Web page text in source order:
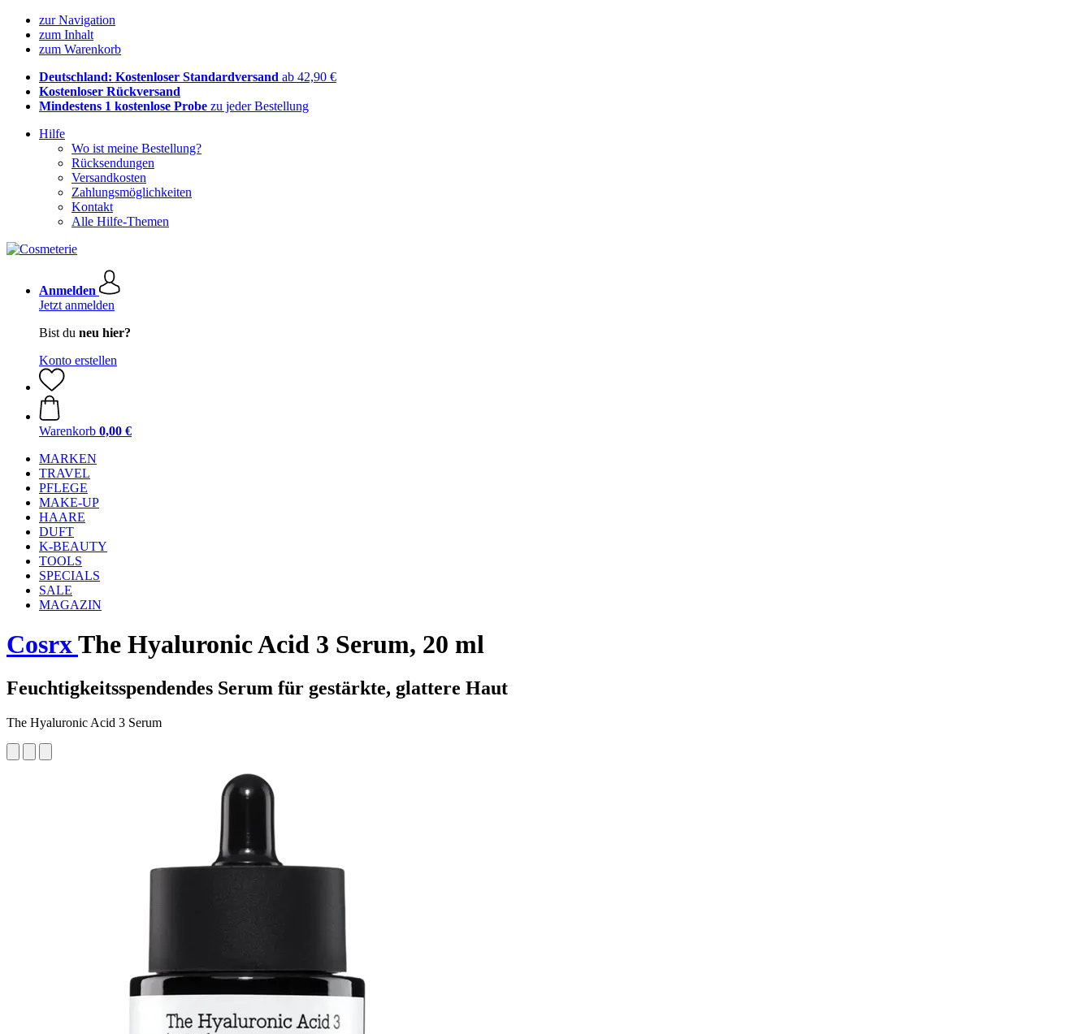
zur Navigation
zum Inhalt
zum Warenkorb
Deutschland: Kostenloser Standardversand ab 42,90 €
Kostenloser Rückversand
Mindestens 1 kostenlose Probe zu jeder Bestellung
Hilfe
Wo ist meine Bestellung?
Rücksendungen
Versandkosten
Zahlungsmöglichkeiten
Kontakt
Alle Hilfe-Themen
Anmelden
Jetzt anmelden
Bist du neu hier?
Konto erstellen
Warenkorb 0,00 €
MARKEN
TRAVEL
PFLEGE
MAKE-UP
HAARE
DUFT
K-BEAUTY
TOOLS
SPECIALS
SALE
MAGAZIN
CosrxThe Hyaluronic Acid 3 Serum, 20 ml
Feuchtigkeitsspendendes Serum für gestärkte, glattere Haut
The Hyaluronic Acid 3 Serum